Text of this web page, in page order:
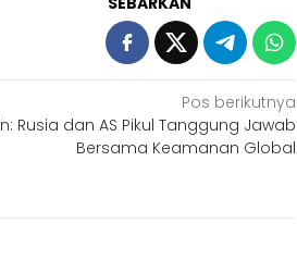
Pos berikutnya
Rusia dan AS Pikul Tanggung Jawab
Bersama Keamanan Global